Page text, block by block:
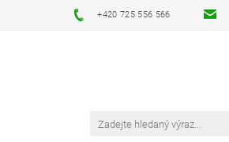
+420 725 556 566